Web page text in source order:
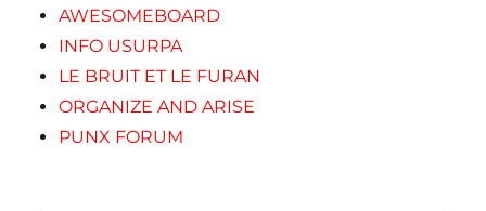
AWESOMEBOARD
INFO USURPA
LE BRUIT ET LE FURAN
ORGANIZE AND ARISE
PUNX FORUM